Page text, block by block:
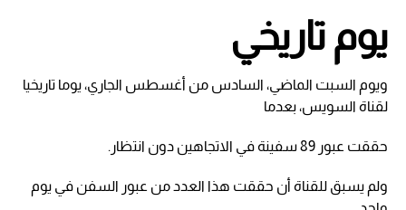
يوم تاريخي
ويوم السبت الماضي، السادس من أغسطس الجاري، يوما تاريخيا
لقناة السويس، بعدما
حققت عبور 89 سفينة في الاتجاهين دون انتظار.
ولم يسبق للقناة أن حققت هذا العدد من عبور السفن في يوم